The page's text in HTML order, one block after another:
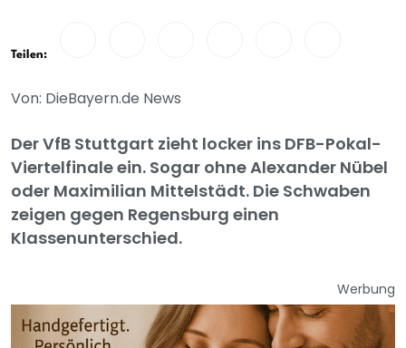
Teilen:
Von: DieBayern.de News
Der VfB Stuttgart zieht locker ins DFB-Pokal-
Viertelfinale ein. Sogar ohne Alexander Nübel
oder Maximilian Mittelstädt. Die Schwaben
zeigen gegen Regensburg einen
Klassenunterschied.
Werbung